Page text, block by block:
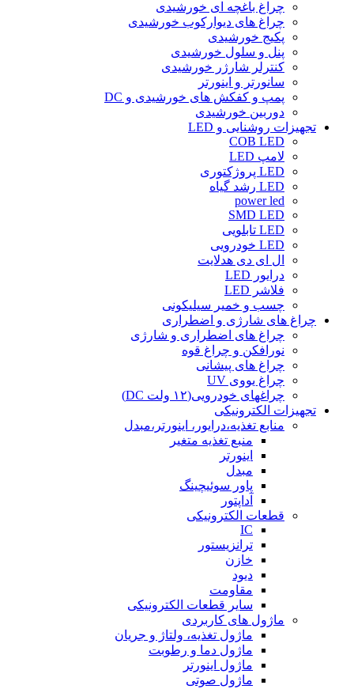
چراغ باغچه ای خورشیدی
چراغ های دیوارکوب خورشیدی
پکیج خورشیدی
پنل و سلول خورشیدی
کنترلر شارژر خورشیدی
سانورتر و اینورتر
پمپ و کفکش های خورشیدی و DC
دوربین خورشیدی
تجهیزات روشنایی و LED
COB LED
لامپ LED
LED پروژکتوری
LED رشد گیاه
power led
SMD LED
LED تابلویی
LED خودرویی
ال ای دی هدلایت
درایور LED
فلاشر LED
چسب و خمیر سیلیکونی
چراغ های شارژی و اضطراری
چراغ های اضطراری و شارژی
نورافکن و چراغ قوه
چراغ های پیشانی
چراغ یووی UV
چراغهای خودرویی(۱۲ ولت DC)
تجهیزات الکترونیکی
منابع تغذیه،درایور، اینورتر،مبدل
منبع تغذیه متغیر
اینورتر
مبدل
پاور سوئیچینگ
آداپتور
قطعات الکترونیکی
IC
ترانزیستور
خازن
دیود
مقاومت
سایر قطعات الکترونیکی
ماژول های کاربردی
ماژول تغذیه، ولتاژ و جریان
ماژول دما و رطوبت
ماژول اینورتر
ماژول صوتی